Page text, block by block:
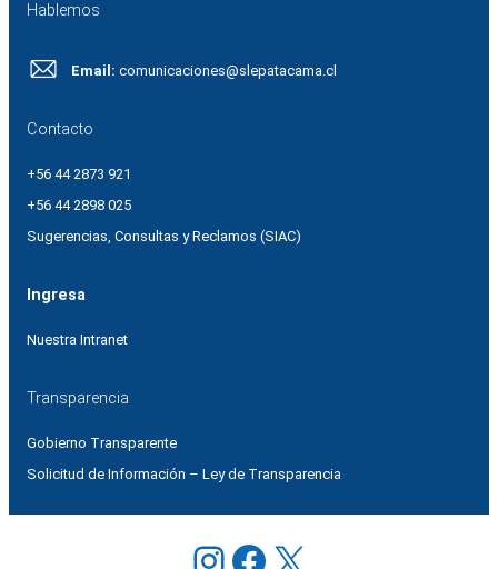
Hablemos
Email: comunicaciones@slepatacama.cl
Contacto
+56 44 2873 921
+56 44 2898 025
Sugerencias, Consultas y Reclamos (SIAC)
Ingresa
Nuestra Intranet
Transparencia
Gobierno Transparente
Solicitud de Información – Ley de Transparencia